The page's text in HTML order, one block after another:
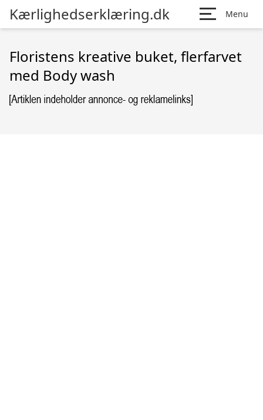
Kærlighedserklæring.dk Menu
Floristens kreative buket, flerfarvet
med Body wash